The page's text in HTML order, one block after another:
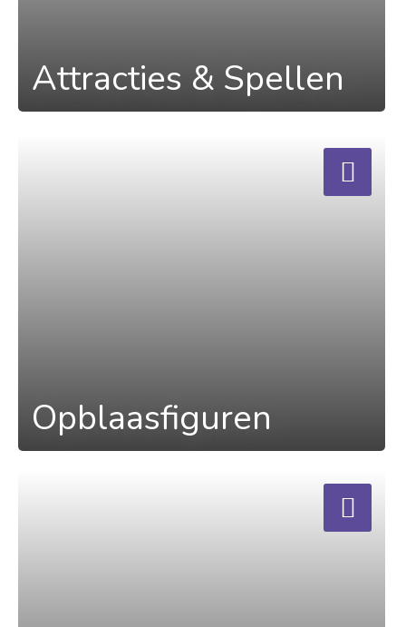
Attracties & Spellen
Opblaasfiguren